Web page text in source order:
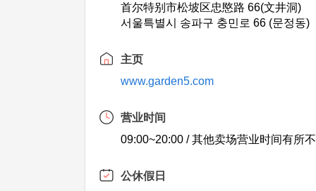
首尔特别市松坡区忠愍路 66(文井洞)
서울특별시 송파구 충민로 66 (문정동)
主页
www.garden5.com
营业时间
09:00~20:00 / 其他卖场营业时间有所
公休假日